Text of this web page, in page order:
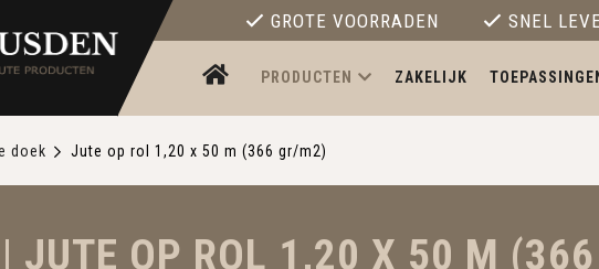
GROTE VOORRADEN SNEL
PRODUCTEN ZAKELIJK
doek Jute op rol 1,20 x 50 m (366 gr/m2)
| JUTE OP ROL 1,20 X 50 M